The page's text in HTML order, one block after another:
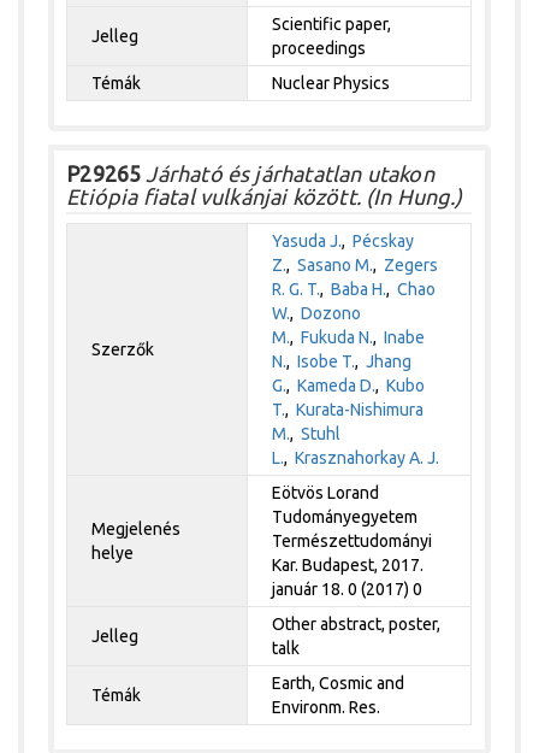
Jelleg
Scientific paper,
proceedings
Témák
Nuclear Physics
P29265 Járható és járhatatlan utakon
Etiópia fiatal vulkánjai között. (In Hung.)
Szerzők
Yasuda J.,Pécskay
Z.,Sasano M., Zegers
R. G. T.,Baba H.,Chao
W.,Dozono
M.,Fukuda N.,Inabe
N.,Isobe T.,Jhang
G.,Kameda D.,Kubo
T.,Kurata-Nishimura
M.,Stuhl
L.,Krasznahorkay A. J.
Megjelenés
helye
Eötvös Lorand
Tudományegyetem
Természettudományi
Kar. Budapest, 2017.
január 18. 0 (2017) 0
Jelleg
Other abstract, poster,
talk
Témák
Earth, Cosmic and
Environm. Res.